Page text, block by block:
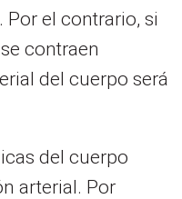
Por el contrario, si
contraen
del cuerpo será
del cuerpo
arterial. Por